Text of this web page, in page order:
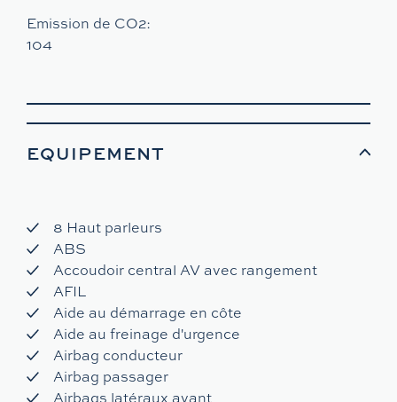
Emission de CO2:
104
EQUIPEMENT
8 Haut parleurs
ABS
Accoudoir central AV avec rangement
AFIL
Aide au démarrage en côte
Aide au freinage d'urgence
Airbag conducteur
Airbag passager
Airbags latéraux avant